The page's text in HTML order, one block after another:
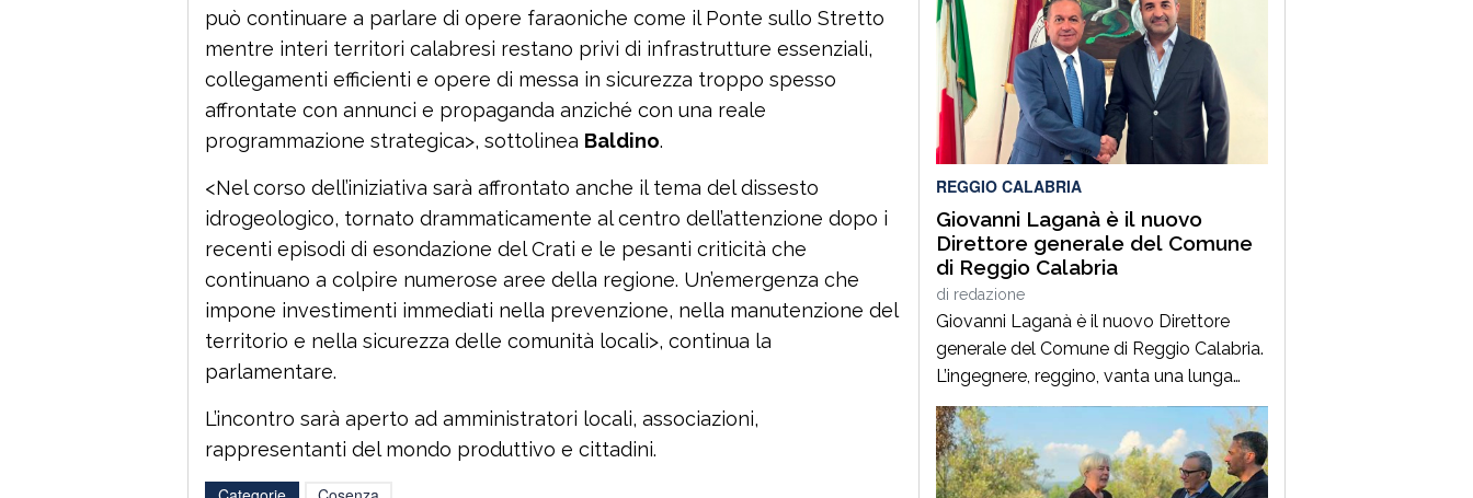
può continuare a parlare di opere faraoniche come il Ponte sullo Stretto
mentre interi territori calabresi restano privi di infrastrutture essenziali,
collegamenti efficienti e opere di messa in sicurezza troppo spesso
affrontate con annunci e propaganda anziché con una reale
programmazione strategica>, sottolinea Baldino.
<Nel corso dell’iniziativa sarà affrontato anche il tema del dissesto
idrogeologico, tornato drammaticamente al centro dell’attenzione dopo i
recenti episodi di esondazione del Crati e le pesanti criticità che
continuano a colpire numerose aree della regione. Un’emergenza che
impone investimenti immediati nella prevenzione, nella manutenzione del
territorio e nella sicurezza delle comunità locali>, continua la
parlamentare.
L’incontro sarà aperto ad amministratori locali, associazioni,
rappresentanti del mondo produttivo e cittadini.
REGGIO CALABRIA
Giovanni Laganà è il nuovo
Direttore generale del Comune
di Reggio Calabria
di redazione
Giovanni Laganà è il nuovo Direttore
generale del Comune di Reggio Calabria.
L’ingegnere, reggino, vanta una lunga
esperienza ai vertici della pubblica
amministrazione e della gestione delle
infrastrutture in Calabria ed in Sicilia. È
stato Vice Direttore regionale Anas